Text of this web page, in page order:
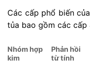
Các cấp phổ biến
tủa bao gồm các cấp
Nhóm hợp
kim
Phản hồi
từ tính